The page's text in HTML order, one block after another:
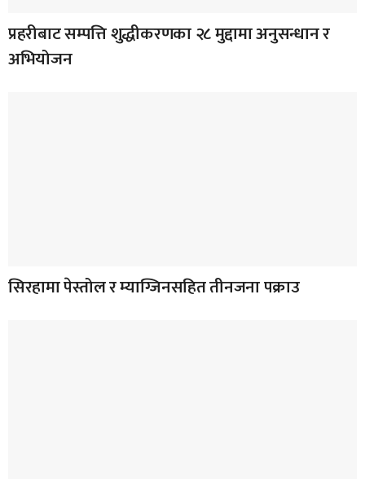
प्रहरीबाट सम्पत्ति शुद्धीकरणका २८ मुद्दामा अनुसन्धान र
अभियोजन
सिरहामा पेस्तोल र म्याग्जिनसहित तीनजना पक्राउ